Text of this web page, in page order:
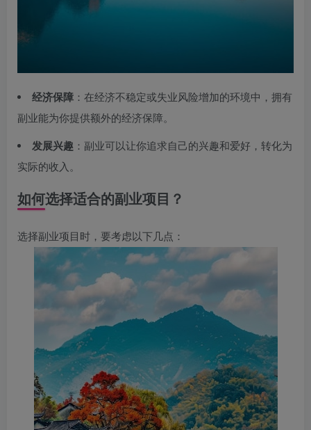
经济保障 ：在经济不稳定或失业风险增加的环境中，拥有
副业能为你提供额外的经济保障。
发展兴趣 ：副业可以让你追求自己的兴趣和爱好，转化为
实际的收入。
如何选择适合的副业项目？
选择副业项目时，要考虑以下几点：